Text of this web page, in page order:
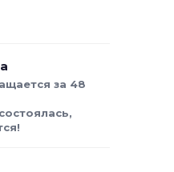
за 48